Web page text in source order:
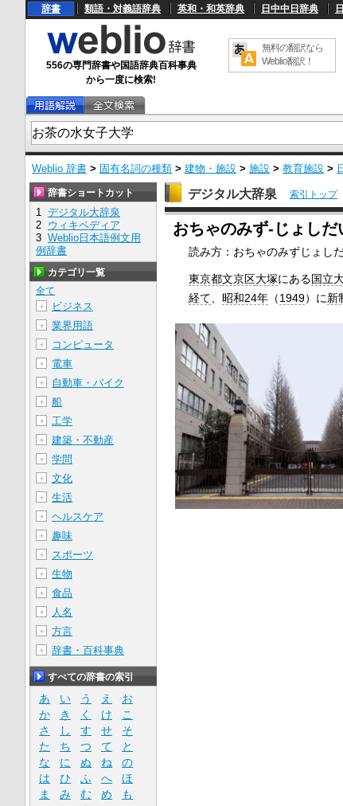
辞書 類語・対義語辞典 英和・和英辞典 日中中日辞典
556の専門辞書や国語辞典百科事典
から一度に検索!
無料の翻訳なら
Weblio翻訳！
Weblio 辞書 > 固有名詞の種類 > 建物・施設 > 施設 > 教育施設 >
U
n
u
e
デジタル大辞泉 索引トップ
おちゃのみず‐じょし
読み方：おちゃのみずじょし
東京都文京区大塚にある国立
経て
昭和24年 （1949）に新
辞書ショートカット
1 デジタル大辞泉
2 ウィキペディア
3 Weblio日本語例文用
例辞書
カテゴリ一覧
全て
＋
ビジネス
＋ 業界用語
＋ コンピュータ
＋ 電車
＋ 自動車・バイク
＋ 船
＋ 工学
＋ 建築・不動産
＋ 学問
＋ 文化
＋ 生活
＋ ヘルスケア
＋ 趣味
＋ スポーツ
＋ 生物
＋ 食品
＋ 人名
＋ 方言
＋ 辞書・百科事典
すべての辞書の索引
あ い う え
お
か
き く け
こ
さ
し す せ
そ
た
ち つ て
と
な
に ぬ ね
の
は
ひ ふ へ
ほ
ま
み む め
も